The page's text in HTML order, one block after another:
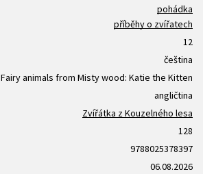
pohádka
příběhy o zvířatech
12
čeština
Fairy animals from Misty wood: Katie the Kitten
angličtina
Zvířátka z Kouzelného lesa
128
9788025378397
06.08.2026